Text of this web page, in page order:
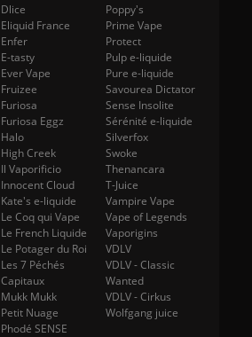
Dlice
Eliquid France
Enfer
E-tasty
Ever Vape
Fruizee
Furiosa
Furiosa Eggz
Halo
High Creek
Il Vaporificio
Innocent Cloud
Kate's e-liquide
Le Coq qui Vape
Le French Liquide
Le Potager du Roi
Les 7 Péchés
Capitaux
Mukk Mukk
Petit Nuage
Phodé SENSE
Poppy's
Prime Vape
Protect
Pulp e-liquide
Pure e-liquide
Savourea Dictator
Sense Insolite
Sérénité e-liquide
Silverfox
Swoke
Thenancara
T-Juice
Vampire Vape
Vape of Legends
Vaporigins
VDLV
VDLV - Classic
Wanted
VDLV - Cirkus
Wolfgang juice